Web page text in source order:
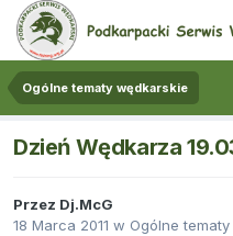
Ogólne tematy wędkarskie
Dzień Wędkarza
Przez Dj.McG
18 Marca 2011 w Ogólne